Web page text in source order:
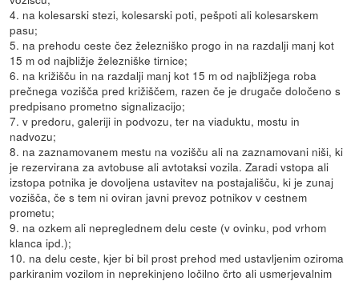
4. na kolesarski stezi, kolesarski poti, pešpoti ali kolesarskem
pasu;
5. na prehodu ceste čez železniško progo in na razdalji manj kot
15 m od najbližje železniške tirnice;
6. na križišču in na razdalji manj kot 15 m od najbližjega roba
prečnega vozišča pred križiščem, razen če je drugače določeno s
predpisano prometno signalizacijo;
7. v predoru, galeriji in podvozu, ter na viaduktu, mostu in
nadvozu;
8. na zaznamovanem mestu na vozišču ali na zaznamovani niši, ki
je rezervirana za avtobuse ali avtotaksi vozila. Zaradi vstopa ali
izstopa potnika je dovoljena ustavitev na postajališču, ki je zunaj
vozišča, če s tem ni oviran javni prevoz potnikov v cestnem
prometu;
9. na ozkem ali nepreglednem delu ceste (v ovinku, pod vrhom
klanca ipd.);
10. na delu ceste, kjer bi bil prost prehod med ustavljenim oziroma
parkiranim vozilom in neprekinjeno ločilno črto ali usmerjevalnim